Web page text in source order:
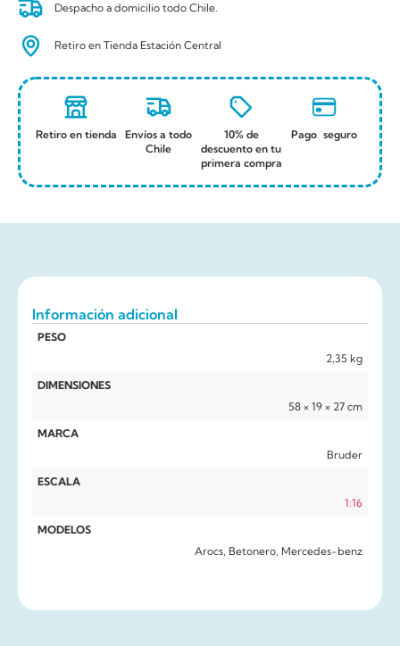
Despacho a domicilio todo Chile.
Retiro en Tienda Estación Central
Retiro en tienda
Envíos a todo
Chile
10% de
descuento en tu
primera compra
Pago seguro
Información adicional
PESO
2,35 kg
DIMENSIONES
58 × 19 × 27 cm
MARCA
Bruder
ESCALA
1:16
MODELOS
Arocs, Betonero, Mercedes-benz